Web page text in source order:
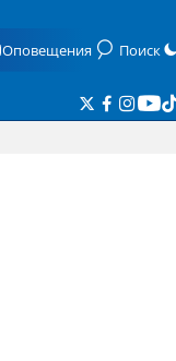
Оповещения Поиск